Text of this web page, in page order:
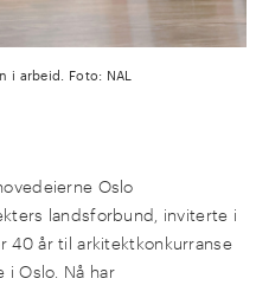
i arbeid. Foto: NAL
Oslo
landsforbund, inviterte i
40 år til arkitektkonkurranse
i Oslo. Nå har